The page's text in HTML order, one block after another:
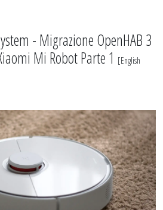
- Migrazione OpenHAB 3
Mi Robot Parte 1 [English